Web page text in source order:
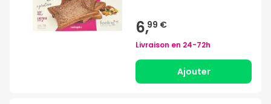
6,99 €
Livraison en 24-72h
Ajouter